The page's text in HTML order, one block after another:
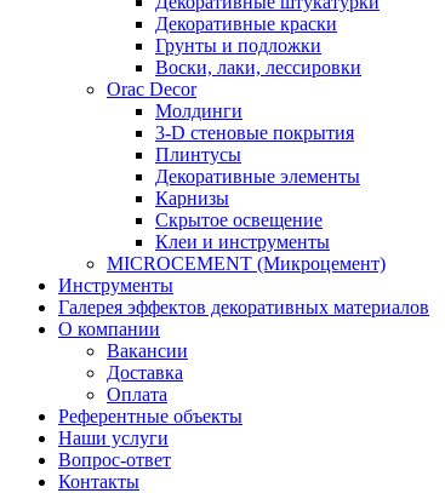
Декоративные краски
Грунты и подложки
Воски, лаки, лессировки
Orac Decor
Молдинги
3-D стеновые покрытия
Плинтусы
Декоративные элементы
Карнизы
Скрытое освещение
Клеи и инструменты
MICROCEMENT (Микроцемент)
Инструменты
Галерея эффектов декоративных материалов
О компании
Вакансии
Доставка
Оплата
Референтные объекты
Наши услуги
Вопрос-ответ
Контакты